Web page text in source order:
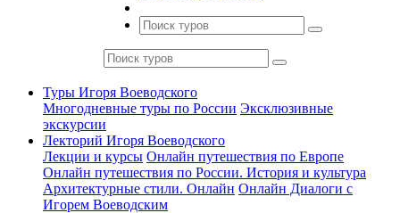
Туры Игоря Воеводского
Многодневные туры по России Эксклюзивные
экскурсии
Лекторий Игоря Воеводского
Лекции и курсы Онлайн путешествия по Европе
Онлайн путешествия по России. История и культура
Архитектурные стили. Онлайн Онлайн Диалоги с
Игорем Воеводским